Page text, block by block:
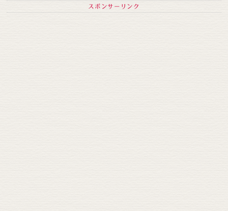
スポンサーリンク